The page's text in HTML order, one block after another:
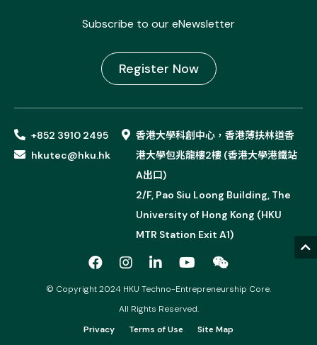
Subscribe to our eNewsletter
Register Now
+852 3910 2495
hkutec@hku.hk
香港大學科創中心，香港薄扶林道香
港大學包兆龍樓2樓 (香港大學港鐵站
A出口)
2/F, Pao Siu Loong Building, The
University of Hong Kong (HKU
MTR Station Exit A1)
© Copyright 2024 HKU Techno-Entrepreneurship Core.
All Rights Reserved.
Privacy
Terms of Use Site Map